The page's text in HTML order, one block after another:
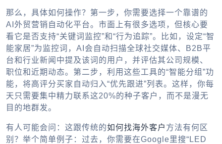
那么，具体如何操作？第一步，你需要选择一个靠谱的
AI外贸营销自动化平台。市面上有很多选项，但核心要
看它是否支持“关键词监控”和“行为追踪”。比如，设定“智
能家居”为监控词，AI会自动扫描全球社交媒体、B2B平
台和行业新闻中提及该词的用户，并评估其公司规模、
职位和近期动态。第二步，利用这些工具的“智能分组”功
能，将高评分买家自动归入“优先跟进”列表。这样，你每
天只需要集中精力联系这20%的种子客户，而不是漫无
目的地群发。
有人可能会问：这跟传统的如何找海外客户 方法有何区
别？举个简单例子：过去，你需要在Google里搜“LED